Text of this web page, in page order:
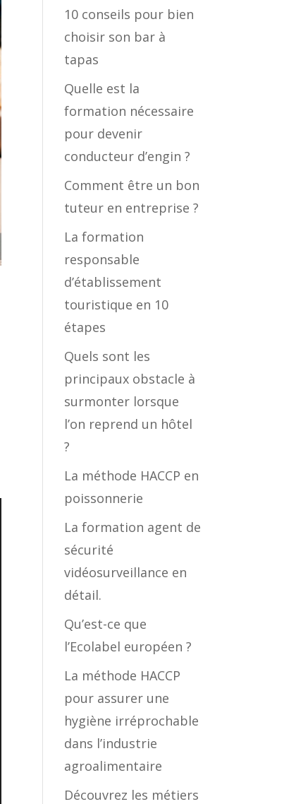
10 conseils pour bien
choisir son bar à
tapas
Quelle est la
formation nécessaire
pour devenir
conducteur d’engin ?
Comment être un bon
tuteur en entreprise ?
La formation
responsable
d’établissement
touristique en 10
étapes
Quels sont les
principaux obstacle à
surmonter lorsque
l’on reprend un hôtel
?
La méthode HACCP en
poissonnerie
La formation agent de
sécurité
vidéosurveillance en
détail.
Qu’est-ce que
l’Ecolabel européen ?
La méthode HACCP
pour assurer une
hygiène irréprochable
dans l’industrie
agroalimentaire
Découvrez les métiers